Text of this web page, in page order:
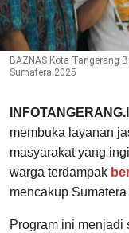
BAZNAS Kota Tangerang
Sumatera 2025
membuka layanan
masyarakat yang
warga terdampak
mencakup
Program ini menjadi